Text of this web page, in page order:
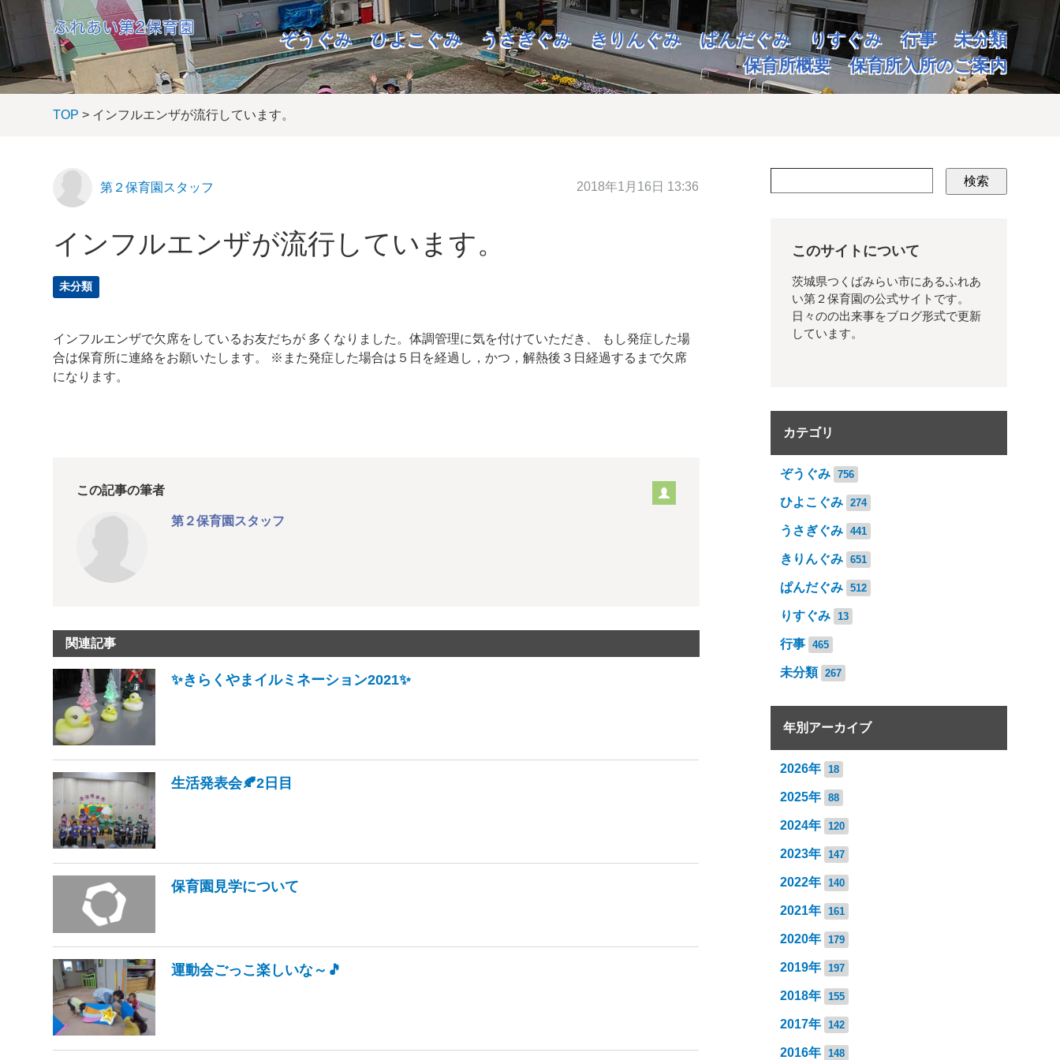
ぞうぐみ ひよこぐみ うさぎぐみ きりんぐみ ぱんだぐみ りすぐみ 行事
未分類
保育所概要
保育所入所のご案内
TOP > インフルエンザが流行しています。
第２保育園スタッフ 2018年1月16日 13:36
インフルエンザが流行しています。
未分類
インフルエンザで欠席をしているお友だちが 多くなりました。体調管理に気を付けていただき、 もし発症した場
合は保育所に連絡をお願いたします。 ※また発症した場合は５日を経過し，かつ，解熱後３日経過するまで欠席
になります。
この記事の筆者
第２保育園スタッフ
関連記事
✨きらくやまイルミネーション2021✨
生活発表会🍂2日目
保育園見学について
運動会ごっこ楽しいな～🎵
検索
このサイトについて
茨城県つくばみらい市にあるふれあ
い第２保育園の公式サイトです。
日々のの出来事をブログ形式で更新
しています。
カテゴリ
ぞうぐみ 756
ひよこぐみ 274
うさぎぐみ 441
きりんぐみ 651
ぱんだぐみ 512
りすぐみ 13
行事 465
未分類 267
年別アーカイブ
2026年 18
2025年 88
2024年 120
2023年 147
2022年 140
2021年 161
2020年 179
2019年 197
2018年 155
2017年 142
2016年 148